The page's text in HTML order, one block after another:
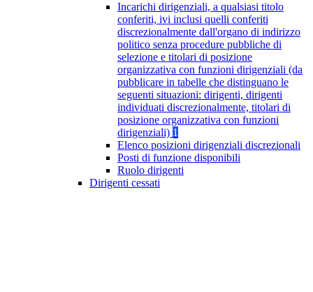
Incarichi dirigenziali, a qualsiasi titolo
conferiti, ivi inclusi quelli conferiti
discrezionalmente dall'organo di indirizzo
politico senza procedure pubbliche di
selezione e titolari di posizione
organizzativa con funzioni dirigenziali (da
pubblicare in tabelle che distinguano le
seguenti situazioni: dirigenti, dirigenti
individuati discrezionalmente, titolari di
posizione organizzativa con funzioni
dirigenziali) 1
Elenco posizioni dirigenziali discrezionali
Posti di funzione disponibili
Ruolo dirigenti
Dirigenti cessati